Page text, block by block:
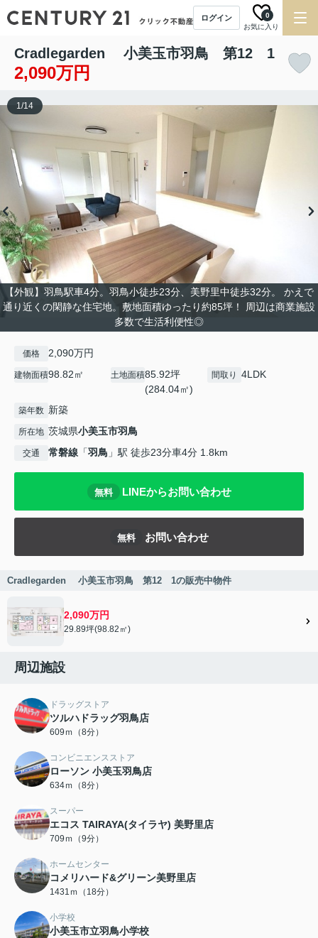
ログイン
お気に入り
0
Cradlegarden 小美玉市羽鳥 第12 1
2,090万円
【外観】羽鳥駅車4分。羽鳥小徒歩23分、美野里中徒歩32分。 かえで
通り近くの閑静な住宅地。敷地面積ゆったり約85坪！ 周辺は商業施設
多数で生活利便性◎
1/14
価格 2,090万円
建物面積98.82㎡ 土地面積85.92坪
(284.04㎡)
間取り 4LDK
築年数 新築
所在地 茨城県小美玉市羽鳥
交通 常磐線 「羽鳥 」駅 徒歩23分車4分 1.8km
無料 LINEからお問い合わせ
無料 お問い合わせ
Cradlegarden 小美玉市羽鳥 第12 1の販売中物件
2,090万円
29.89坪(98.82㎡)
周辺施設
ドラッグストア
ツルハドラッグ羽鳥店
609ｍ（8分）
コンビニエンスストア
ローソン 小美玉羽鳥店
634ｍ（8分）
スーパー
エコス TAIRAYA(タイラヤ) 美野里店
709ｍ（9分）
ホームセンター
コメリハード&グリーン美野里店
1431ｍ（18分）
小学校
小美玉市立羽鳥小学校